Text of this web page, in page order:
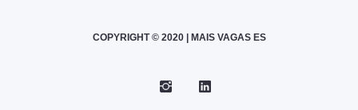
COPYRIGHT © 2020 | MAIS VAGAS ES
Instagram
Telegram
LinkedIn